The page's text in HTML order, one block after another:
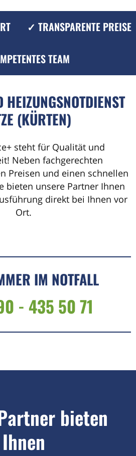
✓ TRANSPARENTE PREISE
TEAM
(KÜRTEN)
steht für Qualität und
Neben fachgerechten
Preisen und einen schnellen
bieten unsere Partner Ihnen
direkt bei Ihnen vor
Ort.
IM NOTFALL
- 435 50 71
bieten
Ihnen